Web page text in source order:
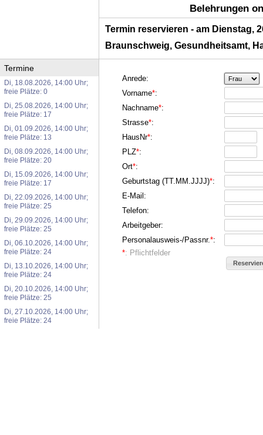
Belehrungen
Termin reservieren - am Dienstag,
Braunschweig, Gesundheitsamt,
Termine
Di, 18.08.2026, 14:00 Uhr;
freie Plätze: 0
Di, 25.08.2026, 14:00 Uhr;
freie Plätze: 17
Di, 01.09.2026, 14:00 Uhr;
freie Plätze: 13
Di, 08.09.2026, 14:00 Uhr;
freie Plätze: 20
Di, 15.09.2026, 14:00 Uhr;
freie Plätze: 17
Di, 22.09.2026, 14:00 Uhr;
freie Plätze: 25
Di, 29.09.2026, 14:00 Uhr;
freie Plätze: 25
Di, 06.10.2026, 14:00 Uhr;
freie Plätze: 24
Di, 13.10.2026, 14:00 Uhr;
freie Plätze: 24
Di, 20.10.2026, 14:00 Uhr;
freie Plätze: 25
Di, 27.10.2026, 14:00 Uhr;
freie Plätze: 24
Anrede:
Vorname*:
Nachname*:
Strasse*:
HausNr*:
PLZ*:
Ort*:
Geburtstag (TT.MM.JJJJ)*:
E-Mail:
Telefon:
Arbeitgeber:
Personalausweis-/Passnr.*:
*: Pflichtfelder